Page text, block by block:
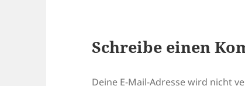
Schreibe einen
Deine E-Mail-Adresse wird nicht